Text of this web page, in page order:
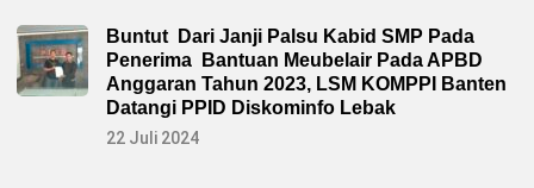
Buntut Dari Janji Palsu Kabid SMP Pada
Penerima Bantuan Meubelair Pada APBD
Anggaran Tahun 2023, LSM KOMPPI Banten
Datangi PPID Diskominfo Lebak
22 Juli 2024